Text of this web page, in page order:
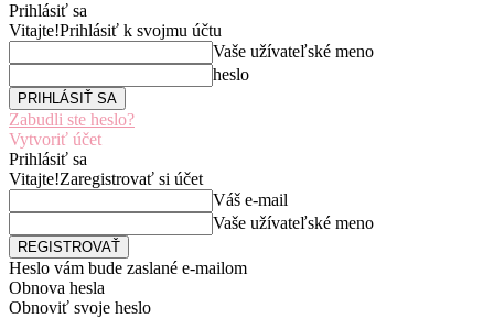
Prihlásiť sa
Vitajte!Prihlásiť k svojmu účtu
Vaše užívateľské meno
heslo
Zabudli ste heslo?
Vytvoriť účet
Prihlásiť sa
Vitajte!Zaregistrovať si účet
Váš e-mail
Vaše užívateľské meno
Heslo vám bude zaslané e-mailom
Obnova hesla
Obnoviť svoje heslo